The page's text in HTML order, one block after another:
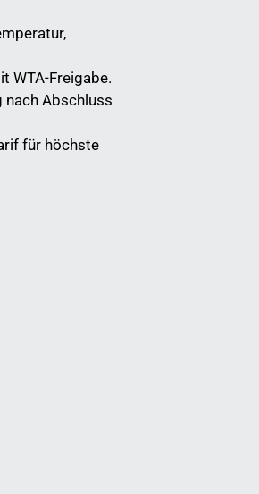
WTA-Freigabe.
nach Abschluss
für höchste